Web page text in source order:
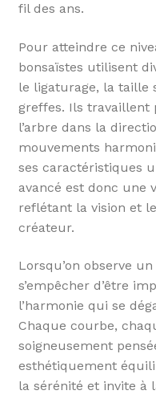
fil des ans.
Pour atteindre ce
bonsaïstes utilisent
le ligaturage, la taille
greffes. Ils travaillent
l’arbre dans la
mouvements
ses caractéristiques
avancé est donc une
reflétant la vision et
créateur.
Lorsqu’on observe
s’empêcher d’être
l’harmonie qui se
Chaque courbe,
soigneusement
esthétiquement
la sérénité et invite à